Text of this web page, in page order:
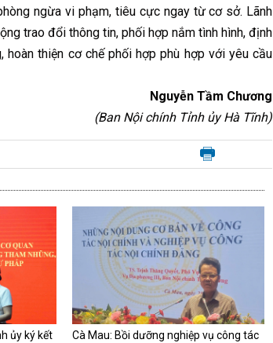
ngừa vi phạm, tiêu cực ngay từ cơ sở. Lãnh
trao đổi thông tin, phối hợp nắm tình hình, định
thiện cơ chế phối hợp phù hợp với yêu cầu
Nguyễn Tầm Chương
(Ban Nội chính Tỉnh ủy Hà Tĩnh)
ủy ký kết
Cà Mau: Bồi dưỡng nghiệp vụ công tác